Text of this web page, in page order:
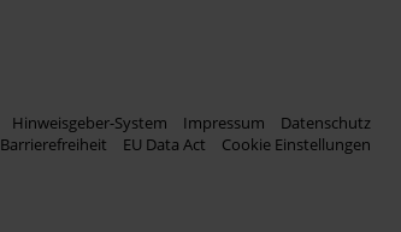
Hinweisgeber-System Impressum
Datenschutz
Barrierefreiheit
EU Data Act Cookie Einstellungen